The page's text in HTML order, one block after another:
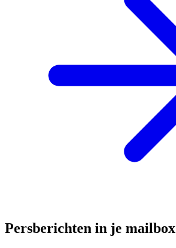
Persberichten in je mailbox